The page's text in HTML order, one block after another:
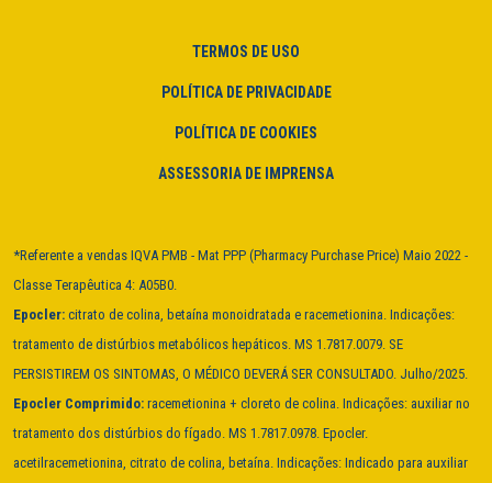
TERMOS DE USO
POLÍTICA DE PRIVACIDADE
POLÍTICA DE COOKIES
ASSESSORIA DE IMPRENSA
*Referente a vendas IQVA PMB - Mat PPP (Pharmacy Purchase Price) Maio 2022 -
Classe Terapêutica 4: A05B0.
Epocler: citrato de colina, betaína monoidratada e racemetionina. Indicações:
tratamento de distúrbios metabólicos hepáticos. MS 1.7817.0079. SE
PERSISTIREM OS SINTOMAS, O MÉDICO DEVERÁ SER CONSULTADO. Julho/2025.
Epocler Comprimido: racemetionina + cloreto de colina. Indicações: auxiliar no
tratamento dos distúrbios do fígado. MS 1.7817.0978. Epocler.
acetilracemetionina, citrato de colina, betaína. Indicações: Indicado para auxiliar